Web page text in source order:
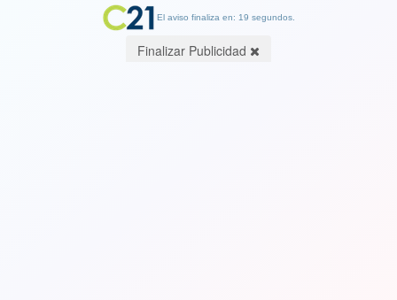
El aviso finaliza en: 19 segundos.
Finalizar Publicidad